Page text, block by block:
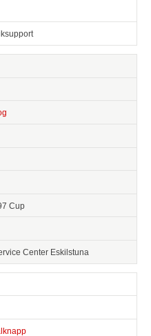
Cup
Center Eskilstuna